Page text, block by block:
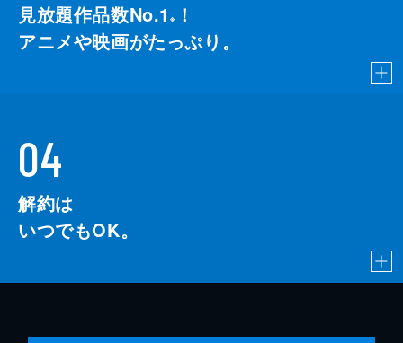
見放題作品数No.1 ※
！
アニメや映画がたっぷり。
04
解約は
いつでもOK。